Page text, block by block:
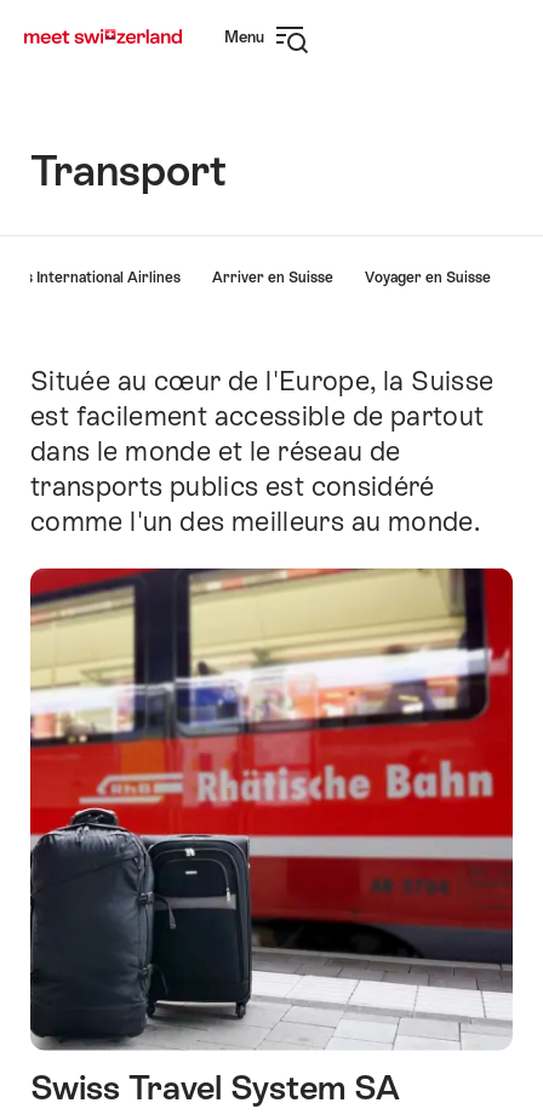
sur
rapide
Menu
Transport
directement
aux
points
forts
sur
page.
International Airlines Arriver en Suisse Voyager en Suisse
Introduction
Située au cœur de l'Europe, la Suisse
est facilement accessible de partout
dans le monde et le réseau de
transports publics est considéré
comme l'un des meilleurs au monde.
Swiss Travel System SA